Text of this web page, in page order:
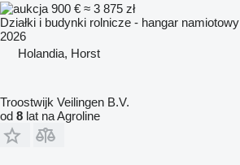
900 € ≈ 3 875 zł
Działki i budynki rolnicze - hangar namiotowy
2026
Holandia, Horst
Troostwijk Veilingen B.V.
od 8 lat na Agroline